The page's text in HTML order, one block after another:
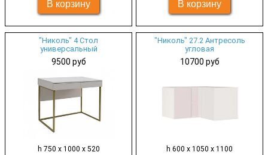
"Николь" 4 Стол
универсальный
9500 руб
h 750 х 1000 х 520
"Николь" 27.2 Антресоль
угловая
10700 руб
h 600 х 1050 х 1100